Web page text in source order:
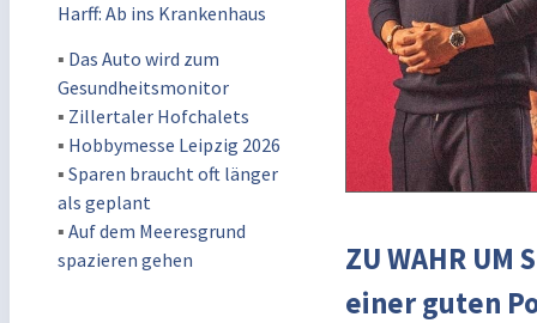
Harff: Ab ins Krankenhaus
▪ Das Auto wird zum
Gesundheitsmonitor
▪ Zillertaler Hofchalets
▪ Hobbymesse Leipzig 2026
▪ Sparen braucht oft länger
als geplant
▪ Auf dem Meeresgrund
spazieren gehen
ZU WAHR
einer guten